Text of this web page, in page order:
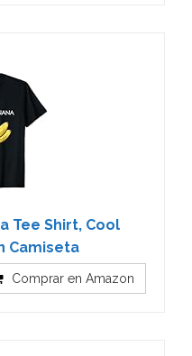
Tee Shirt, Cool
Camiseta
Comprar en Amazon